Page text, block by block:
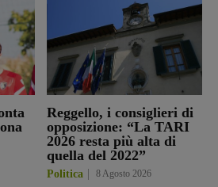
Reggello, i consiglieri di
opposizione: “La TARI
2026 resta più alta di
quella del 2022”
Politica 8 Agosto 2026